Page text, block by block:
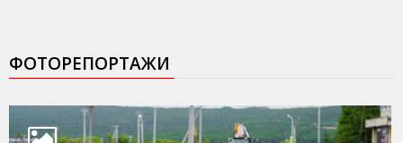
ФОТОРЕПОРТАЖИ